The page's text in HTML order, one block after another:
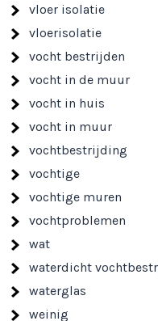
vloer isolatie
vloerisolatie
vocht bestrijden
vocht in de muur
vocht in huis
vocht in muur
vochtbestrijding
vochtige
vochtige muren
vochtproblemen
wat
waterdicht
waterglas
weinig